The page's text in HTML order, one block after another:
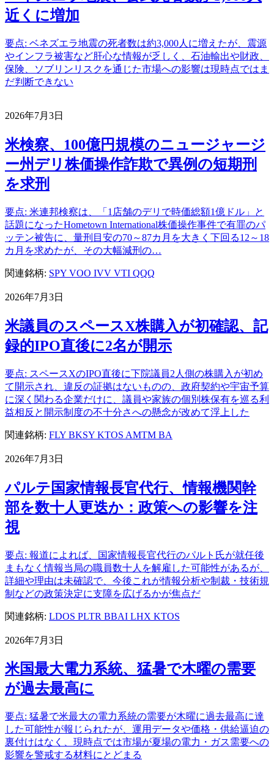
近くに増加
要点: ベネズエラ地震の死者数は約3,000人に増えたが、震源
やインフラ被害など肝心な情報が乏しく、石油輸出や財政、
保険、ソブリンリスクを通じた市場への影響は現時点ではま
だ判断できない
2026年7月3日
米検察、100億円規模のニュージャージ
ー州デリ株価操作詐欺で異例の短期刑
を求刑
要点: 米連邦検察は、「1店舗のデリで時価総額1億ドル」と
話題になったHometown International株価操作事件で有罪のパ
ッテン被告に、量刑目安の70～87カ月を大きく下回る12～18
カ月を求めたが、その大幅減刑の…
関連銘柄: SPY VOO IVV VTI QQQ
2026年7月3日
米議員のスペースX株購入が初確認、記
録的IPO直後に2名が開示
要点: スペースXのIPO直後に下院議員2人側の株購入が初め
て開示され、違反の証拠はないものの、政府契約や宇宙予算
に深く関わる企業だけに、議員や家族の個別株保有を巡る利
益相反と開示制度の不十分さへの懸念が改めて浮上した
関連銘柄: FLY BKSY KTOS AMTM BA
2026年7月3日
パルテ国家情報長官代行、情報機関幹
部を数十人更迭か：政策への影響を注
視
要点: 報道によれば、国家情報長官代行のパルト氏が就任後
まもなく情報当局の職員数十人を解雇した可能性があるが、
詳細や理由は未確認で、今後これが情報分析や制裁・技術規
制などの政策決定に支障を広げるかが焦点だ
関連銘柄: LDOS PLTR BBAI LHX KTOS
2026年7月3日
米国最大電力系統、猛暑で木曜の需要
が過去最高に
要点: 猛暑で米最大の電力系統の需要が木曜に過去最高に達
した可能性が報じられたが、運用データや価格・供給逼迫の
裏付けはなく、現時点では市場が夏場の電力・ガス需要への
影響を警戒する材料にとどまる